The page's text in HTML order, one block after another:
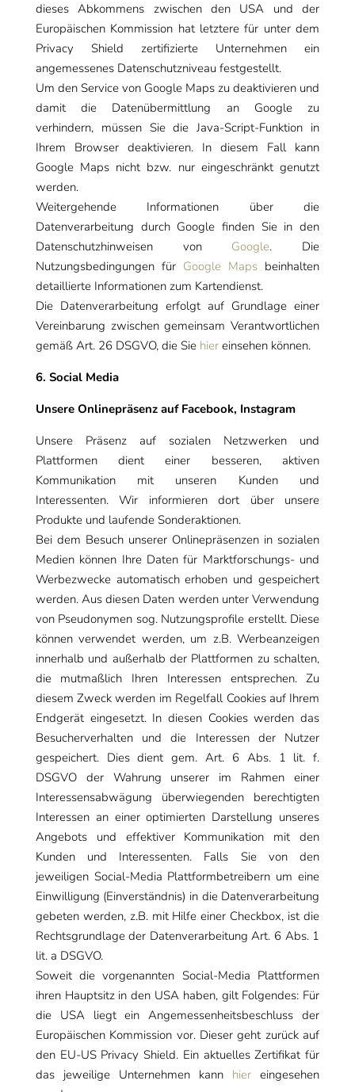
dieses Abkommens zwischen den USA und der
Europäischen Kommission hat letztere für unter dem
Privacy Shield zertifizierte Unternehmen ein
angemessenes Datenschutzniveau festgestellt.
Um den Service von Google Maps zu deaktivieren und
damit die Datenübermittlung an Google zu
verhindern, müssen Sie die Java-Script-Funktion in
Ihrem Browser deaktivieren. In diesem Fall kann
Google Maps nicht bzw. nur eingeschränkt genutzt
werden.
Weitergehende Informationen über die
Datenverarbeitung durch Google finden Sie in den
Datenschutzhinweisen von Google. Die
Nutzungsbedingungen für Google Maps beinhalten
detaillierte Informationen zum Kartendienst.
Die Datenverarbeitung erfolgt auf Grundlage einer
Vereinbarung zwischen gemeinsam Verantwortlichen
gemäß Art. 26 DSGVO, die Sie hiereinsehen können.
6. Social Media
Unsere Onlinepräsenz auf Facebook, Instagram
Unsere Präsenz auf sozialen Netzwerken und
Plattformen dient einer besseren, aktiven
Kommunikation mit unseren Kunden und
Interessenten. Wir informieren dort über unsere
Produkte und laufende Sonderaktionen.
Bei dem Besuch unserer Onlinepräsenzen in sozialen
Medien können Ihre Daten für Marktforschungs- und
Werbezwecke automatisch erhoben und gespeichert
werden. Aus diesen Daten werden unter Verwendung
von Pseudonymen sog. Nutzungsprofile erstellt. Diese
können verwendet werden, um z.B. Werbeanzeigen
innerhalb und außerhalb der Plattformen zu schalten,
die mutmaßlich Ihren Interessen entsprechen. Zu
diesem Zweck werden im Regelfall Cookies auf Ihrem
Endgerät eingesetzt. In diesen Cookies werden das
Besucherverhalten und die Interessen der Nutzer
gespeichert. Dies dient gem. Art. 6 Abs. 1 lit. f.
DSGVO der Wahrung unserer im Rahmen einer
Interessensabwägung überwiegenden berechtigten
Interessen an einer optimierten Darstellung unseres
Angebots und effektiver Kommunikation mit den
Kunden und Interessenten. Falls Sie von den
jeweiligen Social-Media Plattformbetreibern um eine
Einwilligung (Einverständnis) in die Datenverarbeitung
gebeten werden, z.B. mit Hilfe einer Checkbox, ist die
Rechtsgrundlage der Datenverarbeitung Art. 6 Abs. 1
lit. a DSGVO.
Soweit die vorgenannten Social-Media Plattformen
ihren Hauptsitz in den USA haben, gilt Folgendes: Für
die USA liegt ein Angemessenheitsbeschluss der
Europäischen Kommission vor. Dieser geht zurück auf
den EU-US Privacy Shield. Ein aktuelles Zertifikat für
das jeweilige Unternehmen kann hier eingesehen